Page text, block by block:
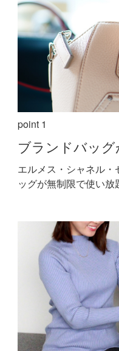
point 1
ブランドバッ
エルメス・シャネル
ッグが無制限で使い放